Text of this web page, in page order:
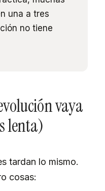
una a tres
no tiene
vaya
lenta)
tardan lo mismo.
cosas: